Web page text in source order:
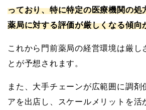
っており、特に特定の医療機関の処
薬局に対する評価が厳しくなる傾向
これから門前薬局の経営環境は厳し
とが予想されます。
また、大手チェーンが広範囲に調剤
アを出店し、スケールメリットを活